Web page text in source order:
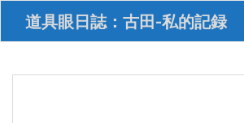
i
道具眼日誌：古田-私的記録